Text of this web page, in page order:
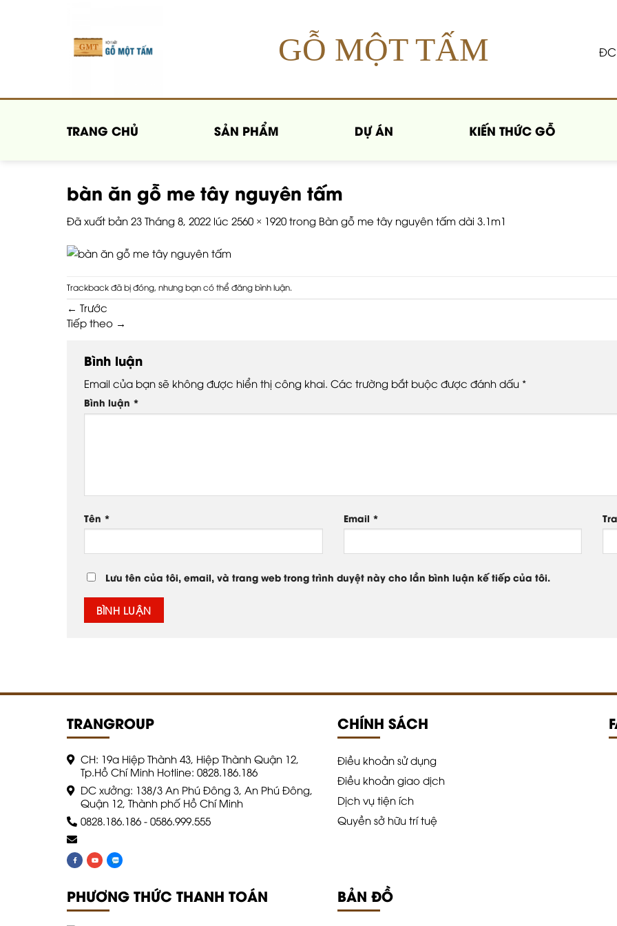
GỖ MỘT TẤM
TRANG CHỦ SẢN PHẨM DỰ ÁN KIẾN THỨC GỖ
bàn ăn gỗ me tây nguyên tấm
Đã xuất bản 23 Tháng 8, 2022 lúc 2560 × 1920 trong Bàn gỗ me tây nguyên tấm dài 3.1m1
Trackback đã bị đóng, nhưng bạn có thểđăng bình luận.
← Trước
Tiếp theo →
Bình luận
Email của bạn sẽ không được hiển thị công khai. Các trường bắt buộc được đánh dấu *
Bình luận *
Tên * Email *
Lưu tên của tôi, email, và trang web trong trình duyệt này cho lần bình luận kế tiếp của tôi.
TRANGROUP
CH: 19a Hiệp Thành 43, Hiệp Thành Quận 12,
Tp.Hồ Chí Minh Hotline: 0828.186.186
DC xưởng: 138/3 An Phú Đông 3, An Phú Đông,
Quận 12, Thành phố Hồ Chí Minh
0828.186.186 - 0586.999.555
CHÍNH SÁCH
Điều khoản sử dụng
Điều khoản giao dịch
Dịch vụ tiện ích
Quyền sở hữu trí tuệ
PHƯƠNG THỨC THANH TOÁN BẢN ĐỒ